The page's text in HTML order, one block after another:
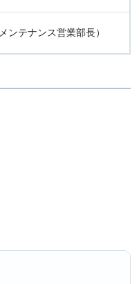
ンテナンス営業部長）